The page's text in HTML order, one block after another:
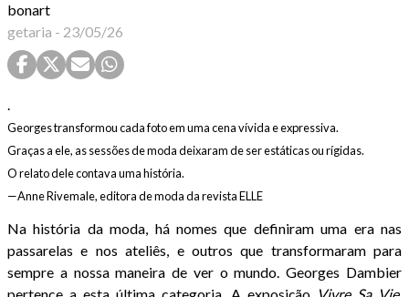
bonart
getaria - 23/05/26
.
Georges transformou cada foto em uma cena vívida e expressiva.
Graças a ele, as sessões de moda deixaram de ser estáticas ou rígidas.
O relato dele contava uma história.
—Anne Rivemale, editora de moda da revista ELLE
Na história da moda, há nomes que definiram uma era nas
passarelas e nos ateliês, e outros que transformaram para
sempre a nossa maneira de ver o mundo. Georges Dambier